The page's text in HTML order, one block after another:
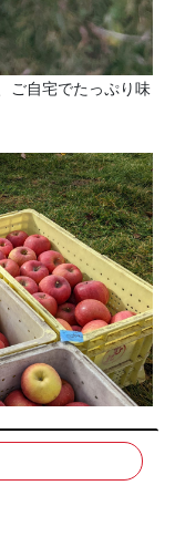
ご自宅でたっぷり味